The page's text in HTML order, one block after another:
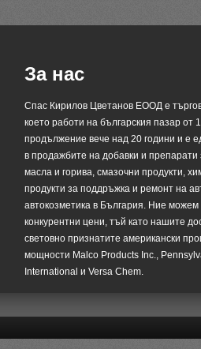
За нас
Спас Кирилов Цветанов ЕООД е
което работи на българския пазар от
продължение вече над 20 години и е
в продажбите на добавки и препарати
масла и горива, смазочни продукти,
продукти за поддръжка и ремонт на
автокозметика в България. Ние
конкурентни цени, тъй като нашите
световно признатите американски
мощности Malco Products Inc.,
International и Versa Chem.